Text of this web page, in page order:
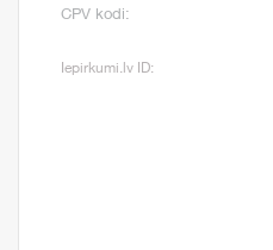
CPV kodi:
Iepirkumi.lv ID: